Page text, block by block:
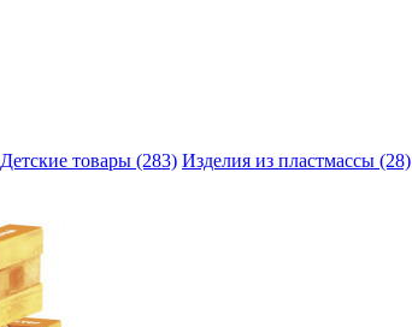
Детские товары (283) Изделия из пластмассы (28)